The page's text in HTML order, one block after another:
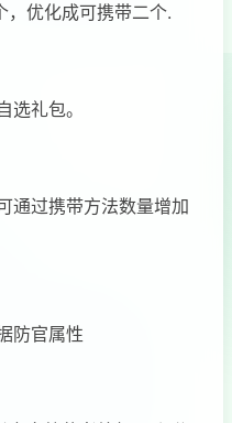
优化成可携带二个.
礼包。
通过携带方法数量增加
防官属性